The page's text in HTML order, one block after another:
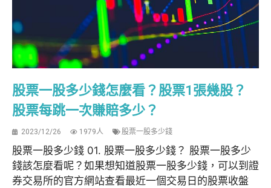
股票一股多少錢怎麼看？股票1張幾股？
股票每跳一次賺賠多少？
2023/12/26 1979人 股票一股多少錢
股票一股多少錢 01. 股票一股多少錢？ 股票一股多少
錢該怎麼看呢？如果想知道股票一股多少錢，可以到證
券交易所的官方網站查看最近一個交易日的股票收盤